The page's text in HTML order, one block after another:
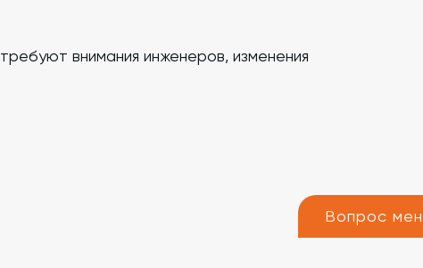
Вопрос
внимания инженеров, изменения